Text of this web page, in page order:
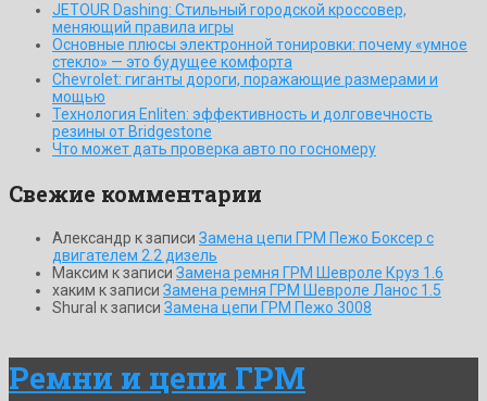
JETOUR Dashing: Стильный городской кроссовер,
меняющий правила игры
Основные плюсы электронной тонировки: почему «умное
стекло» — это будущее комфорта
Chevrolet: гиганты дороги, поражающие размерами и
мощью
Технология Enliten: эффективность и долговечность
резины от Bridgestone
Что может дать проверка авто по госномеру
Свежие комментарии
Александр к записи Замена цепи ГРМ Пежо Боксер с
двигателем 2.2 дизель
Максим к записи Замена ремня ГРМ Шевроле Круз 1.6
хаким к записи Замена ремня ГРМ Шевроле Ланос 1.5
ShuraI к записи Замена цепи ГРМ Пежо 3008
Ремни и цепи ГРМ